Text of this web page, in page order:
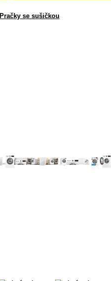
Pračky se sušičkou